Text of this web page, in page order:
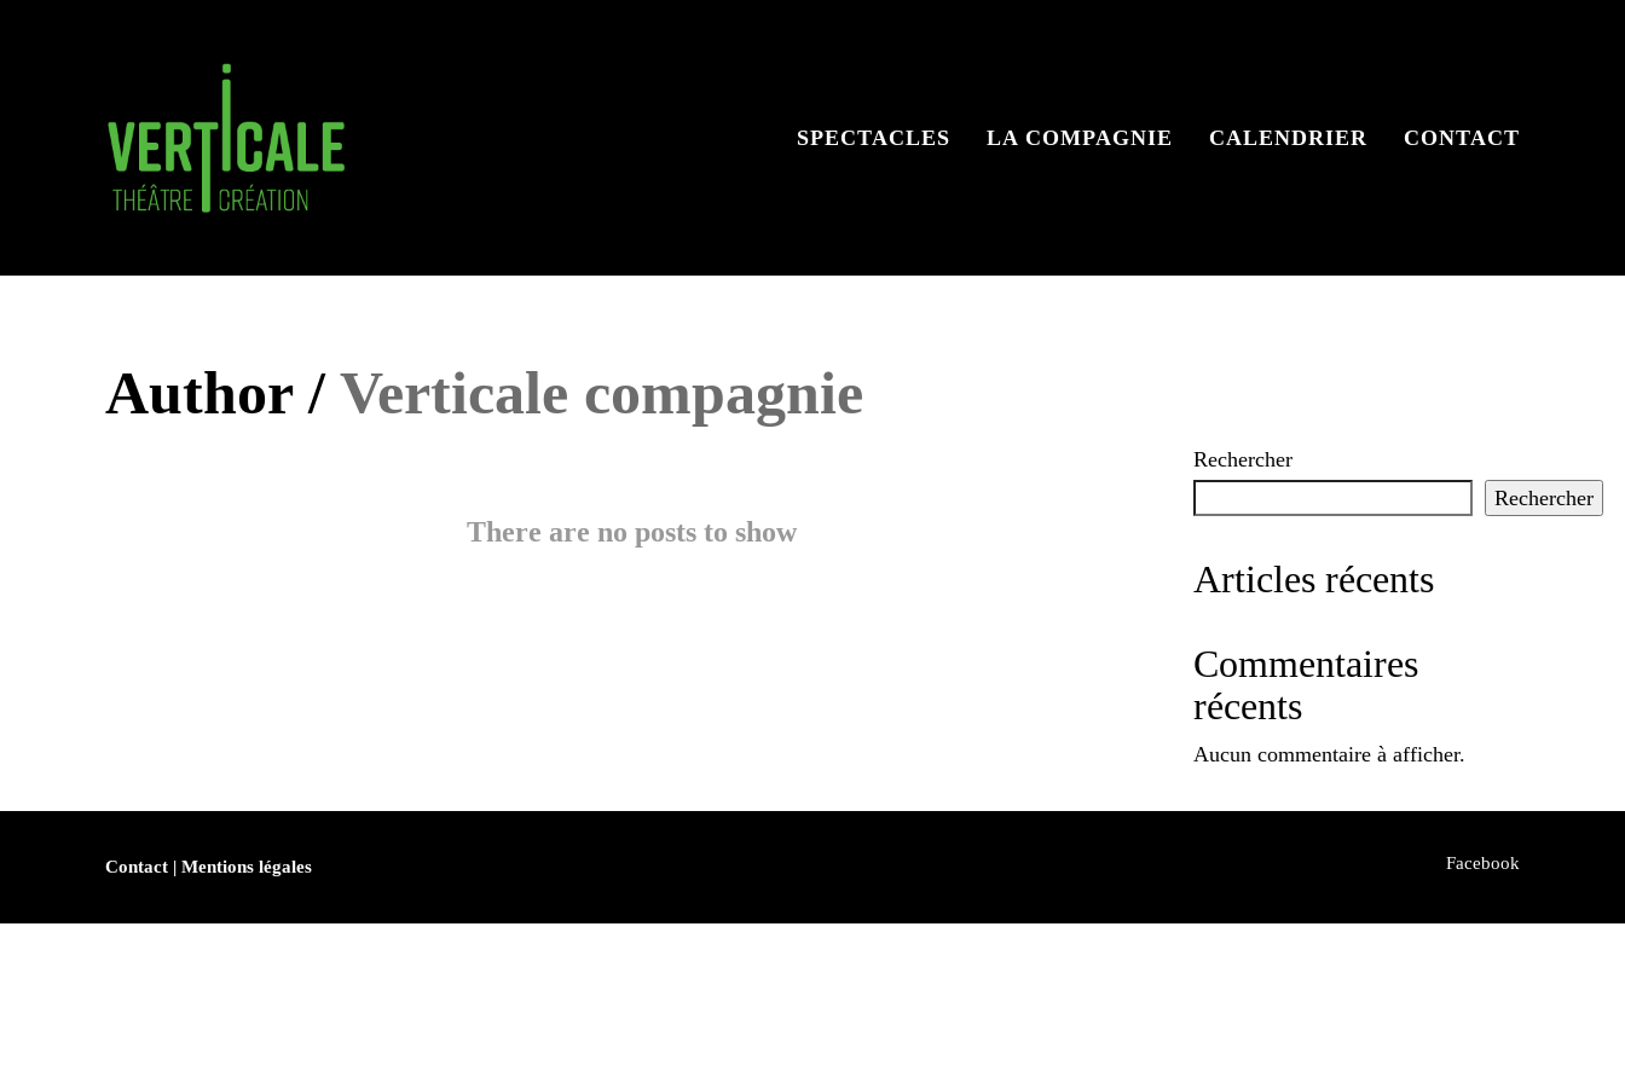
SPECTACLES LA COMPAGNIE CALENDRIER CONTACT
Author /Verticale compagnie
There are no posts to show
Rechercher
Rechercher
Articles récents
Commentaires
récents
Aucun commentaire à afficher.
Facebook
Contact | Mentions légales